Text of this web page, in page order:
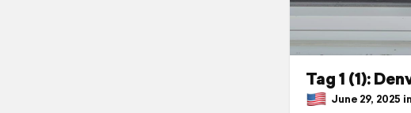
Tag 1 (1):
June 29, 2025